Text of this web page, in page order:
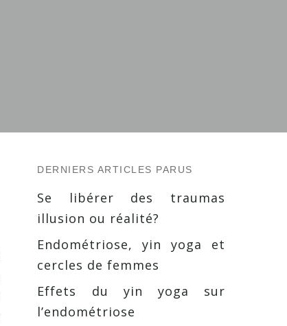
DERNIERS ARTICLES PARUS
Se libérer des traumas
illusion ou réalité?
Endométriose, yin yoga et
cercles de femmes
Effets du yin yoga sur
l’endométriose